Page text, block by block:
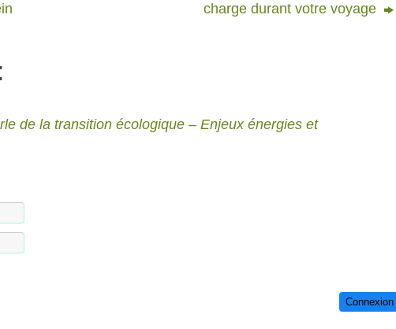
charge durant votre voyage
de la transition écologique – Enjeux énergies et
Connexion